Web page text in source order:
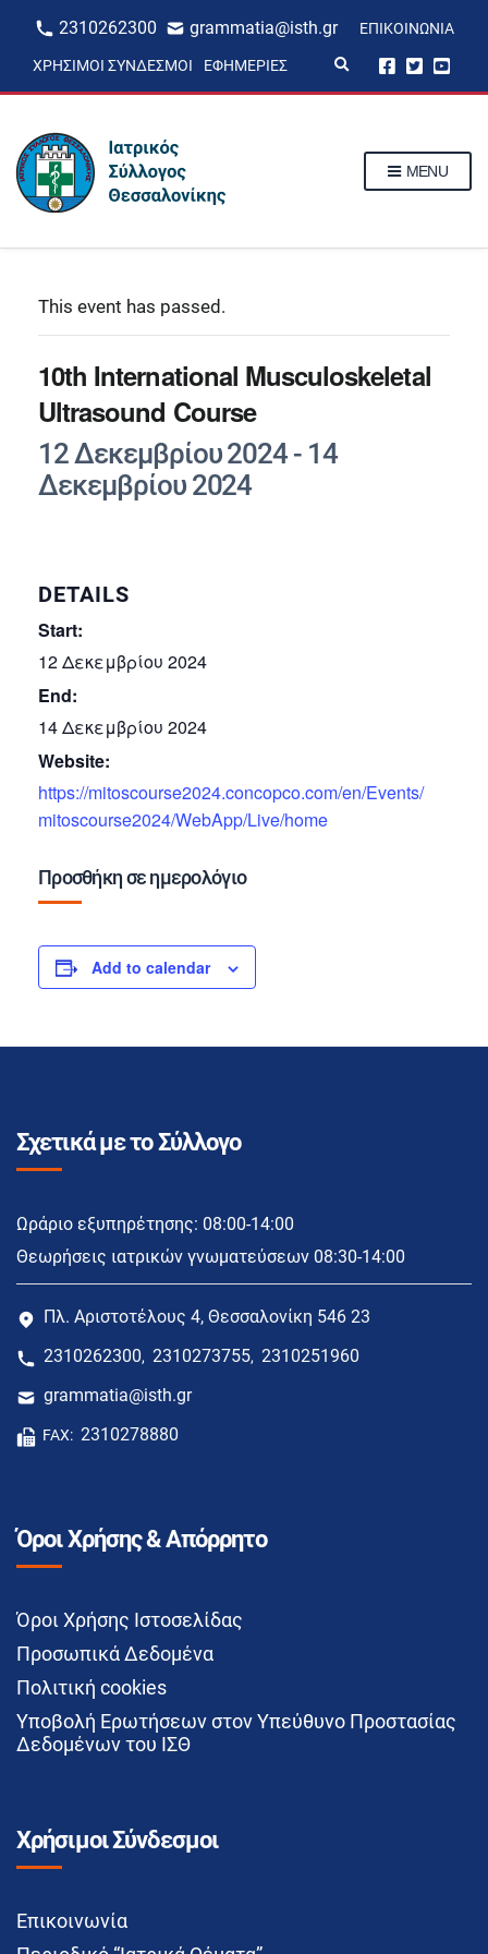
2310262300 grammatia@isth.gr ΕΠΙΚΟΙΝΩΝΊΑ
ΧΡΉΣΙΜΟΙ ΣΎΝΔΕΣΜΟΙ ΕΦΗΜΕΡΊΕΣ
p
MENU
This event has passed.
10th International Musculoskeletal
Ultrasound Course
12 Δεκεμβρίου 2024 - 14
Δεκεμβρίου 2024
DETAILS
Start:
12 Δεκεμβρίου 2024
End:
14 Δεκεμβρίου 2024
Website:
https://mitoscourse2024.concopco.com/en/Events/
mitoscourse2024/WebApp/Live/home
Προσθήκη σε ημερολόγιο
Add to calendar
Σχετικά με το Σύλλογο
Ωράριο εξυπηρέτησης: 08:00-14:00
Θεωρήσεις ιατρικών γνωματεύσεων 08:30-14:00
Πλ. Αριστοτέλους 4, Θεσσαλονίκη 546 23
2310262300, 2310273755, 2310251960
grammatia@isth.gr
FAX: 2310278880
Όροι Χρήσης & Απόρρητο
Όροι Χρήσης Ιστοσελίδας
Προσωπικά Δεδομένα
Πολιτική cookies
Υποβολή Ερωτήσεων στον Υπεύθυνο Προστασίας
Δεδομένων του ΙΣΘ
Χρήσιμοι Σύνδεσμοι
Επικοινωνία